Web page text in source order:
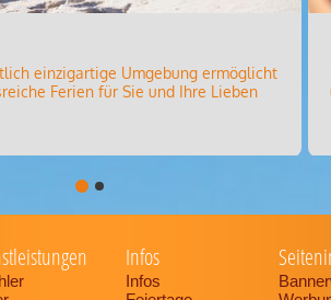
einzigartige Umgebung ermöglicht
Ferien für Sie und Ihre Lieben
Infos
Infos